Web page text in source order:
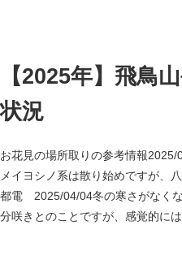
【2025年】飛鳥
状況
お花見の場所取りの参考情報
メイヨシノ系は散り始めですが、
都電 2025/04/04冬の寒さがなく
分咲きとのことですが、感覚的に